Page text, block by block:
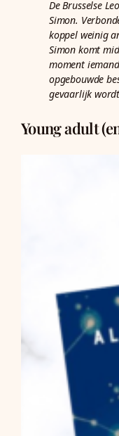
De Brusselse
Simon.
koppel weinig
Simon komt
moment
opgebouwde
gevaarlijk
Young adult